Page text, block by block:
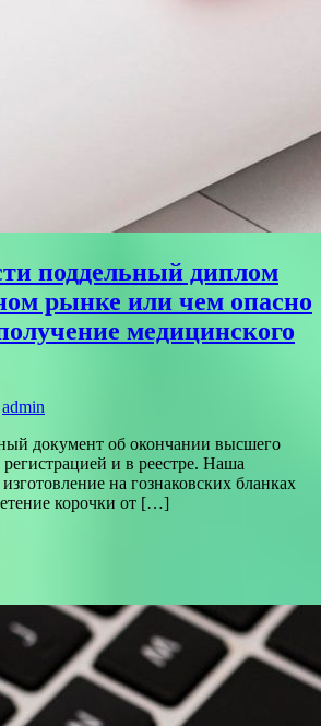
поддельный диплом
рынке или чем опасно
медицинского
admin
документ об окончании высшего
регистрацией и в реестре. Наша
на гознаковских бланках
корочки от […]